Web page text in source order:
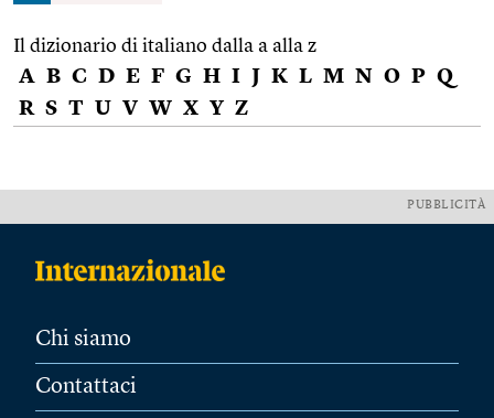
Il dizionario di italiano dalla a alla z
A B C D E F G H I J K L M N O P Q
R S T U V W X Y Z
PUBBLICITÀ
Chi siamo
Contattaci